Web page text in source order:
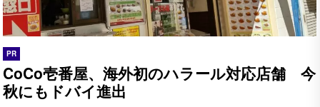
PR
CoCo壱番屋、海外初のハラール対応店舗 今
秋にもドバイ進出